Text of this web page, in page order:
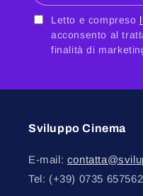
Letto e compreso
acconsento al
finalità di
Sviluppo Cinema
E-mail:
Tel: (+39) 0735 657562